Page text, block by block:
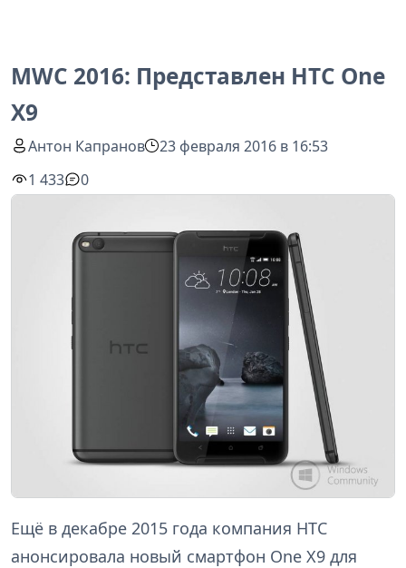
MWC 2016: Представлен HTC One
X9
Антон Капранов
23 февраля 2016 в 16:53
1 433
0
Ещё в декабре 2015 года компания HTC
анонсировала новый смартфон One X9 для